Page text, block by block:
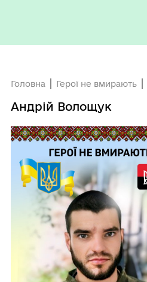
Головна Герої не вмирають
Андрій Волощук